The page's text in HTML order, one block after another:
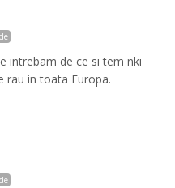
intrebam de ce si tem nki
rau in toata Europa.